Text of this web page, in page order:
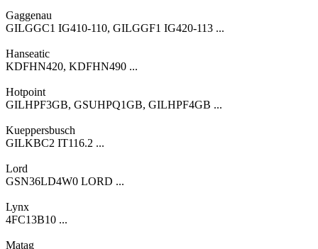
Gaggenau
GILGGC1 IG410-110, GILGGF1 IG420-113 ...
Hanseatic
KDFHN420, KDFHN490 ...
Hotpoint
GILHPF3GB, GSUHPQ1GB, GILHPF4GB ...
Kueppersbusch
GILKBC2 IT116.2 ...
Lord
GSN36LD4W0 LORD ...
Lynx
4FC13B10 ...
Matag